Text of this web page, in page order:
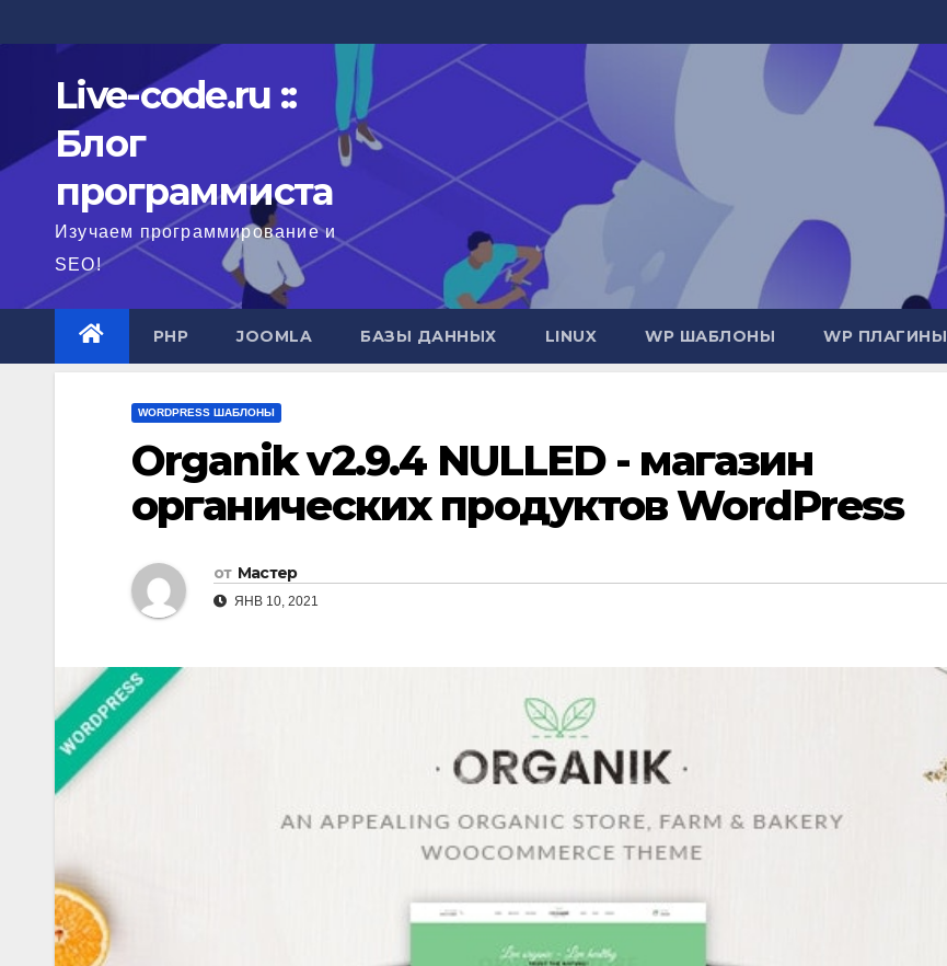
к
содержимомуLive-code.ru ::
Блог
программиста
Изучаем программирование и
SEO!
PHP JOOMLA БАЗЫ ДАННЫХ LINUX WP ШАБЛОНЫ WP ПЛАГИНЫ
WORDPRESS ШАБЛОНЫ
Organik v2.9.4 NULLED - магазин
органических продуктов WordPress
от Мастер
ЯНВ 10, 2021